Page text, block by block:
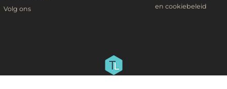
Volg ons
en cookiebeleid